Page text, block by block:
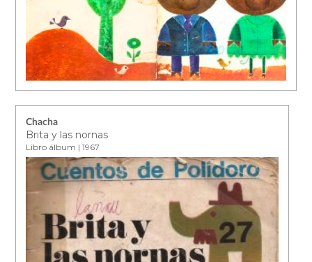
Chacha
Brita y las nornas
Libro álbum | 1967